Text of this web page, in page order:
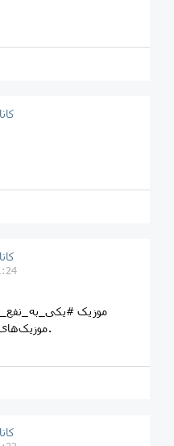
موزیک
موزیک‌های دیگه، در این پادکست قرار داره.